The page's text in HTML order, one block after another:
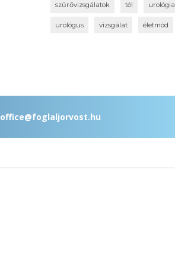
szűrővizsgálatok tél urológia
urológus vizsgálat életmód
office@foglaljorvost.hu